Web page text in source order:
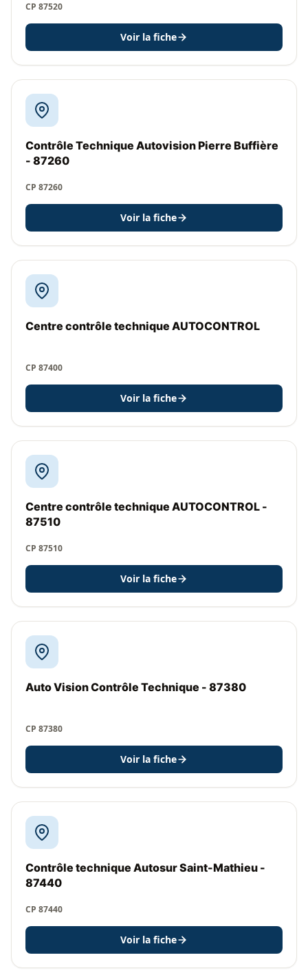
CP 87520
Voir la fiche
Contrôle Technique Autovision Pierre Buffière
- 87260
CP 87260
Voir la fiche
Centre contrôle technique AUTOCONTROL
CP 87400
Voir la fiche
Centre contrôle technique AUTOCONTROL -
87510
CP 87510
Voir la fiche
Auto Vision Contrôle Technique - 87380
CP 87380
Voir la fiche
Contrôle technique Autosur Saint-Mathieu -
87440
CP 87440
Voir la fiche